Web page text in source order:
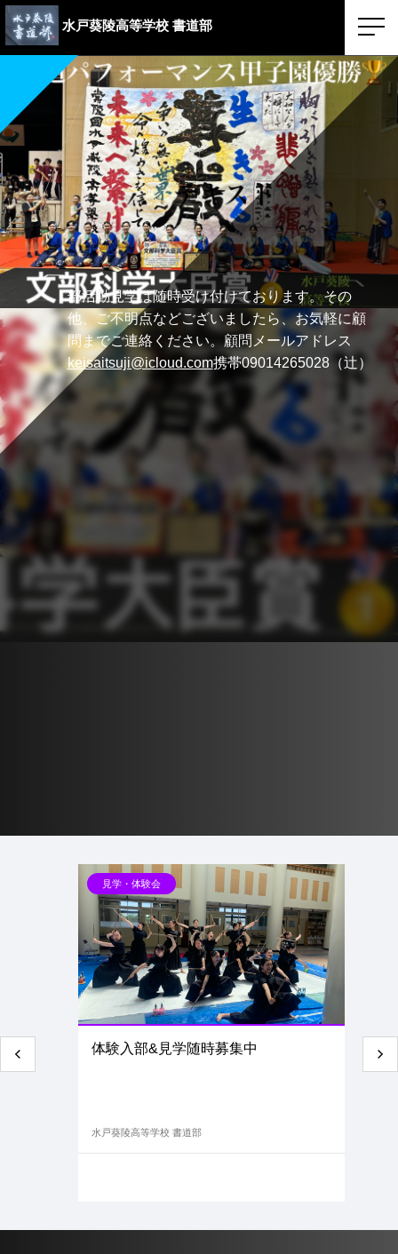
水戸葵陵高等学校 書道部
部活動見学は随時受け付けております。その
他、ご不明点などございましたら、お気軽に顧
問までご連絡ください。顧問メールアドレス
keisaitsuji@icloud.com携帯09014265028（辻）
トピックス
TOPICS
見学・体験会
体験入部&見学随時募集中
水戸葵陵高等学校 書道部